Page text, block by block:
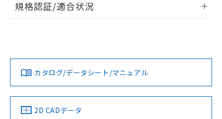
端子配置
ログイン/会員登録
ダウンロードデータをご利用いただく前に、以下を必ずお読
みください。
ソフトウェアの使用条件
K3HB-XVA-BCD1 AC100-240のRoHS対応状況については、
この製品のRoHS/REACH対応状況ページへ
規格認証/適合状況
LR型式承認
（イギリス
船舶規格）
DNV型式承認
（ノルウェー
BV型式承認
（フランス
KR型式
（韓国
カタログ/データシート/マニュアル
2D CADデータ